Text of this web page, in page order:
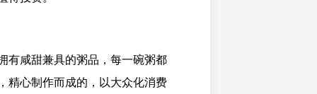
有咸甜兼具的粥品，每一碗粥都
精心制作而成的，以大众化消费